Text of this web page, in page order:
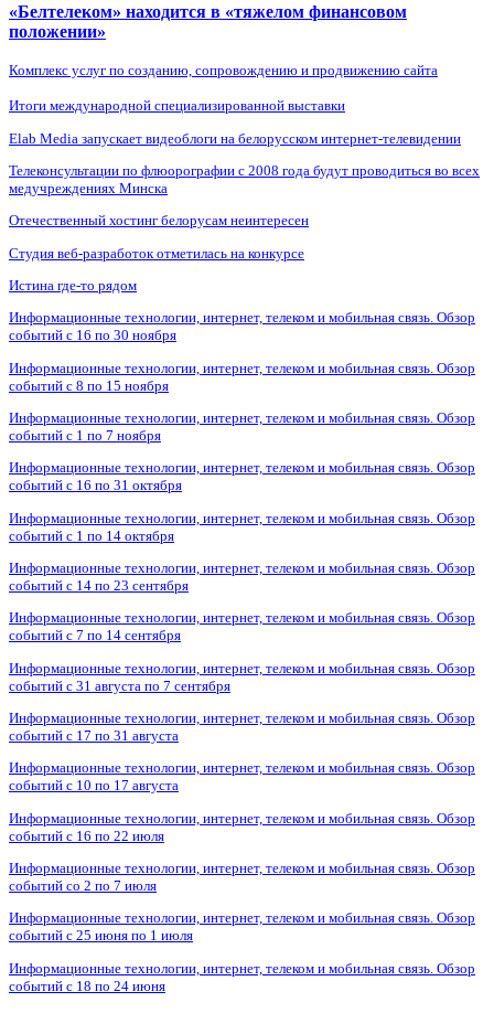
«Белтелеком» находится в «тяжелом финансовом
положении»
Комплекс услуг по созданию, сопровождению и продвижению сайта
Итоги международной специализированной выставки
Elab Media запускает видеоблоги на белорусском интернет-телевидении
Телеконсультации по флюорографии с 2008 года будут проводиться во всех
медучреждениях Минска
Отечественный хостинг белорусам неинтересен
Студия веб-разработок отметилась на конкурсе
Истина где-то рядом
Информационные технологии, интернет, телеком и мобильная связь. Обзор
событий с 16 по 30 ноября
Информационные технологии, интернет, телеком и мобильная связь. Обзор
событий с 8 по 15 ноября
Информационные технологии, интернет, телеком и мобильная связь. Обзор
событий с 1 по 7 ноября
Информационные технологии, интернет, телеком и мобильная связь. Обзор
событий с 16 по 31 октября
Информационные технологии, интернет, телеком и мобильная связь. Обзор
событий с 1 по 14 октября
Информационные технологии, интернет, телеком и мобильная связь. Обзор
событий с 14 по 23 сентября
Информационные технологии, интернет, телеком и мобильная связь. Обзор
событий с 7 по 14 сентября
Информационные технологии, интернет, телеком и мобильная связь. Обзор
событий с 31 августа по 7 сентября
Информационные технологии, интернет, телеком и мобильная связь. Обзор
событий с 17 по 31 августа
Информационные технологии, интернет, телеком и мобильная связь. Обзор
событий с 10 по 17 августа
Информационные технологии, интернет, телеком и мобильная связь. Обзор
событий с 16 по 22 июля
Информационные технологии, интернет, телеком и мобильная связь. Обзор
событий со 2 по 7 июля
Информационные технологии, интернет, телеком и мобильная связь. Обзор
событий с 25 июня по 1 июля
Информационные технологии, интернет, телеком и мобильная связь. Обзор
событий с 18 по 24 июня